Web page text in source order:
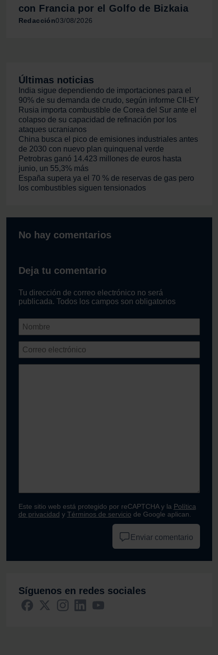
con Francia por el Golfo de Bizkaia
Redacción03/08/2026
No hay comentarios
Deja tu comentario
Tu dirección de correo electrónico no será
publicada. Todos los campos son obligatorios
Este sitio web está protegido por reCAPTCHA y la Política
de privacidad y Términos de servicio de Google aplican.
Enviar comentario
Síguenos en redes sociales
Últimas noticias
India sigue dependiendo de importaciones para el
90% de su demanda de crudo, según informe CII-EY
Rusia importa combustible de Corea del Sur ante el
colapso de su capacidad de refinación por los
ataques ucranianos
China busca el pico de emisiones industriales antes
de 2030 con nuevo plan quinquenal verde
Petrobras ganó 14.423 millones de euros hasta
junio, un 55,3% más
España supera ya el 70 % de reservas de gas pero
los combustibles siguen tensionados